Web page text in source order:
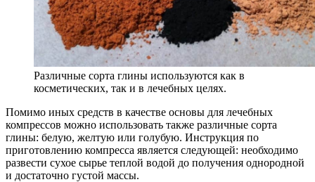
Различные сорта глины используются как в
косметических, так и в лечебных целях.
Помимо иных средств в качестве основы для лечебных
компрессов можно использовать также различные сорта
глины: белую, желтую или голубую. Инструкция по
приготовлению компресса является следующей: необходимо
развести сухое сырье теплой водой до получения однородной
и достаточно густой массы.